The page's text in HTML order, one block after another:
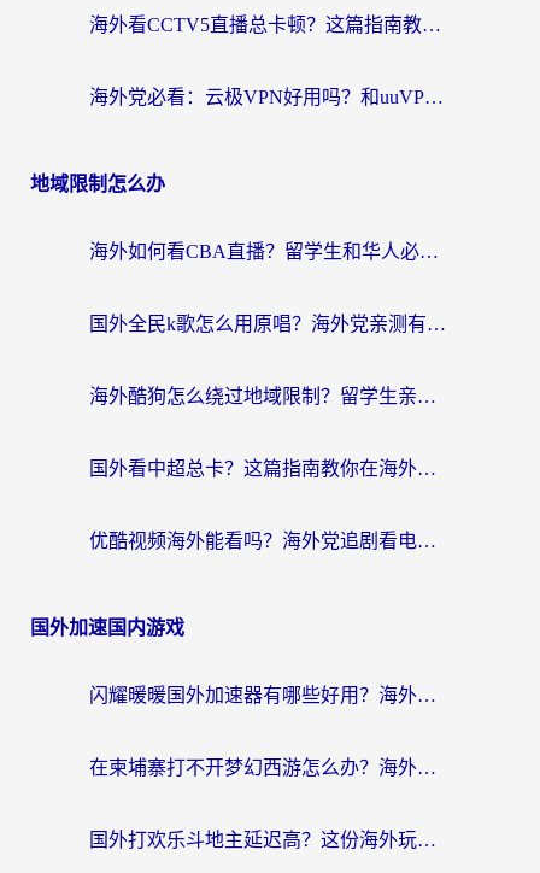
海外看CCTV5直播总卡顿？这篇指南教你选对回国加速器，无缝刷国内资源
海外党必看：云极VPN好用吗？和uuVPN对比哪个回国效果更好？附真实体验+避坑指南
地域限制怎么办
海外如何看CBA直播？留学生和华人必看的无卡顿观赛指南
国外全民k歌怎么用原唱？海外党亲测有效的回国加速解决方案
海外酷狗怎么绕过地域限制？留学生亲测有效的回国加速器选择指南
国外看中超总卡？这篇指南教你在海外流畅看体育赛事+中文解说（附避坑技巧）
优酷视频海外能看吗？海外党追剧看电影的终极解决方案来了
国外加速国内游戏
闪耀暖暖国外加速器有哪些好用？海外党亲测的国服游戏加速终极指南
在柬埔寨打不开梦幻西游怎么办？海外玩家国服游戏加速终极指南
国外打欢乐斗地主延迟高？这份海外玩家国服游戏加速指南帮你解决卡顿烦恼